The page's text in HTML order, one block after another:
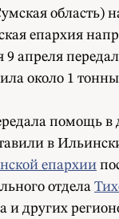
область)
епархия
9 апреля
около 1
помощь в
в
епархии
отдела
и других